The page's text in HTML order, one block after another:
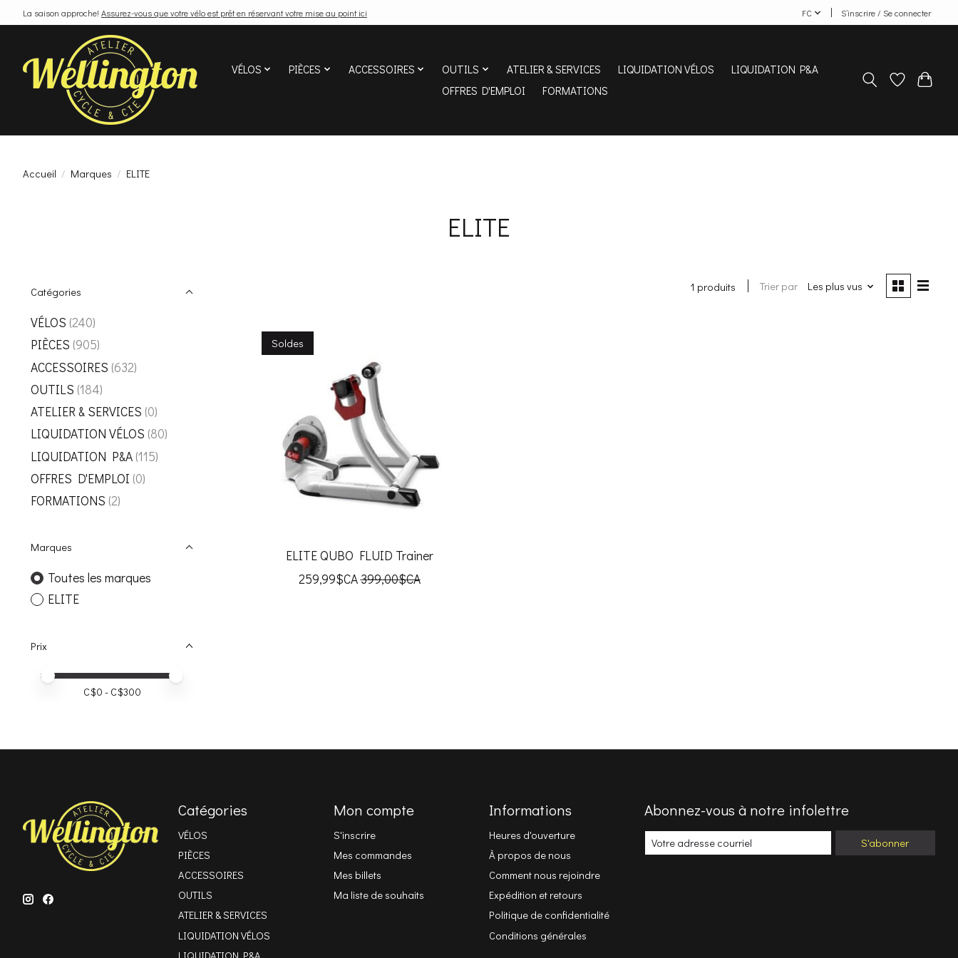
La saison approche! Assurez-vous que votre vélo est prêt en réservant votre mise au point ici FC S’inscrire / Se connecter
VÉLOS PIÈCES ACCESSOIRES OUTILS ATELIER & SERVICES LIQUIDATION VÉLOS
LIQUIDATION P&A
OFFRES D'EMPLOI
FORMATIONS
Accueil / Marques / ELITE
ELITE
Catégories
VÉLOS (240)
PIÈCES (905)
ACCESSOIRES (632)
OUTILS (184)
ATELIER & SERVICES (0)
LIQUIDATION VÉLOS (80)
LIQUIDATION P&A (115)
OFFRES D'EMPLOI (0)
FORMATIONS (2)
Marques
Toutes les marques
ELITE
Prix
Prix minimum
Price maximum value
C$0 - C$300
1 produits Trier par Les plus vus
Soldes
ELITE QUBO FLUID Trainer
259,99$CA399,00$CA
Catégories
VÉLOS
PIÈCES
ACCESSOIRES
OUTILS
ATELIER & SERVICES
LIQUIDATION VÉLOS
Mon compte
S'inscrire
Mes commandes
Mes billets
Ma liste de souhaits
Informations
Heures d'ouverture
À propos de nous
Comment nous rejoindre
Expédition et retours
Politique de confidentialité
Conditions générales
Abonnez-vous à notre infolettre
S'abonner